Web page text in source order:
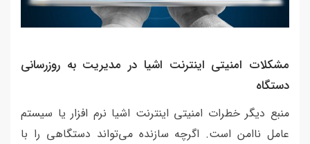
مشکلات امنیتی اینترنت اشیا در مدیریت به روزرسانی
دستگاه
منبع دیگر خطرات امنیتی اینترنت اشیا نرم افزار یا سیستم
عامل ناامن است. اگرچه سازنده می‌تواند دستگاهی را با